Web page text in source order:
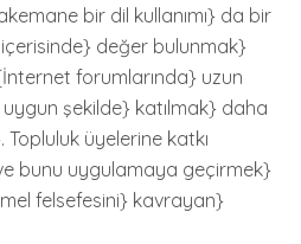
bir dil kullanımı} da bir
değer bulunmak}
forumlarında} uzun
şekilde} katılmak} daha
üyelerine katkı
bunu uygulamaya geçirmek}
felsefesini} kavrayan}